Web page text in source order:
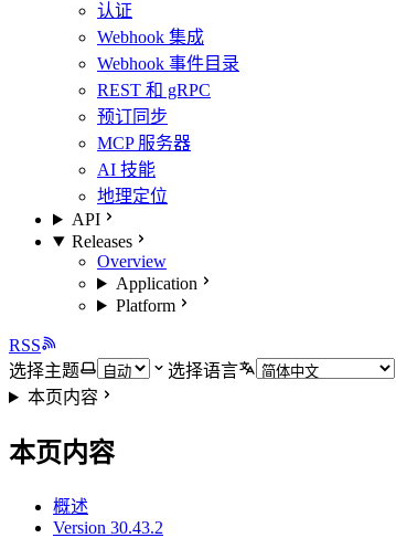
认证
Webhook 集成
Webhook 事件目录
REST 和 gRPC
预订同步
MCP 服务器
AI 技能
地理定位
API
Releases
Overview
Application
Platform
RSS
选择主题
选择语言
本页内容
本页内容
概述
Version 30.43.2